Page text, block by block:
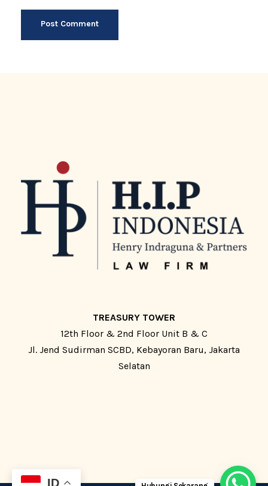
TREASURY TOWER
12th Floor & 2nd Floor Unit B & C
Jl. Jend Sudirman SCBD, Kebayoran Baru, Jakarta
Selatan
ID